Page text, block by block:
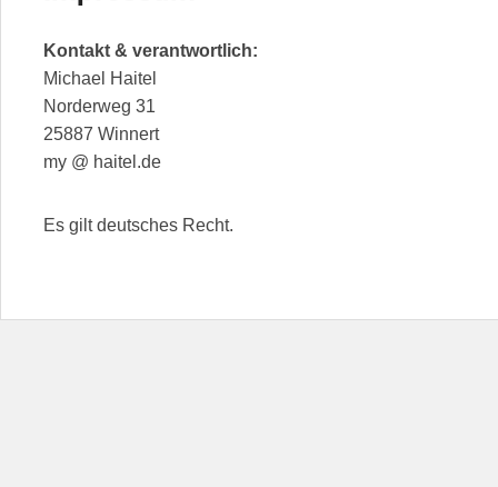
Kontakt & verantwortlich:
Michael Haitel
Norderweg 31
25887 Winnert
my @ haitel.de
Es gilt deutsches Recht.